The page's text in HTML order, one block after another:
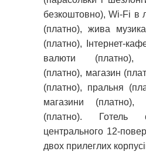
безкоштовно), Wi-Fi в
(платно), жива
(платно), Інтернет-
валюти (платно),
(платно), магазин
(платно), пральня
магазини (платно),
(платно). Готель
центрального 12-
двох прилеглих